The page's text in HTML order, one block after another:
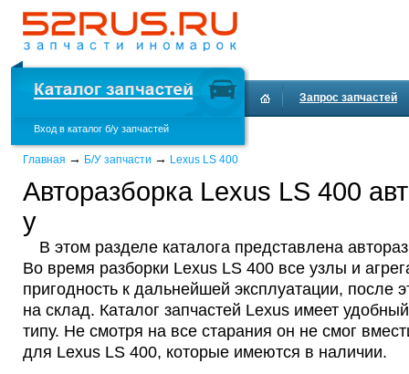
Вход в каталог б/у запчастей
Запрос запчастей
Главная → Б/У запчасти → Lexus LS 400
Авторазборка Lexus LS 400
у
В этом разделе каталога представлена
Во время разборки Lexus LS 400 все узлы и
пригодность к дальнейшей эксплуатации, после
на склад. Каталог запчастей Lexus имеет
типу. Не смотря на все старания он не смог
для Lexus LS 400, которые имеются в наличии.